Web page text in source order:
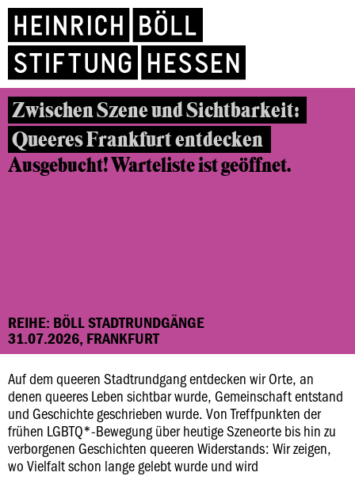
Zwischen Szene und Sichtbarkeit:
Queeres Frankfurt entdecken
Ausgebucht! Warteliste ist geöffnet.
REIHE: BÖLL STADTRUNDGÄNGE
31.07.2026, FRANKFURT
Auf dem queeren Stadtrundgang entdecken wir Orte, an
denen queeres Leben sichtbar wurde, Gemeinschaft entstand
und Geschichte geschrieben wurde. Von Treffpunkten der
frühen LGBTQ*-Bewegung über heutige Szeneorte bis hin zu
verborgenen Geschichten queeren Widerstands: Wir zeigen,
wo Vielfalt schon lange gelebt wurde und wird